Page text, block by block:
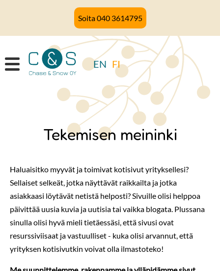
Soita 040 3614795
EN FI
Tekemisen meininki
Haluaisitko myyvät ja toimivat kotisivut yrityksellesi?
Sellaiset selkeät, jotka näyttävät raikkailta ja jotka
asiakkaasi löytävät netistä helposti? Sivuille olisi helppoa
päivittää uusia kuvia ja uutisia tai vaikka blogata. Plussana
sinulla olisi hyvä mieli tietäessäsi, että sivusi ovat
resurssiviisaat ja vastuulliset - kuka olisi arvannut, että
yrityksen kotisivutkin voivat olla ilmastoteko!